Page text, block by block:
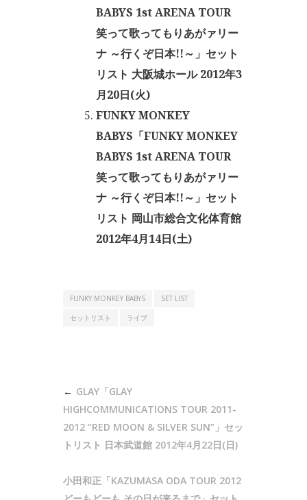
BABYS 1st ARENA TOUR
笑って歌ってもりあがァリー
ナ ～行くぞ日本!!～」セット
リスト 大阪城ホール 2012年3
月20日(火)
FUNKY MONKEY
BABYS「FUNKY MONKEY
BABYS 1st ARENA TOUR
笑って歌ってもりあがァリー
ナ ～行くぞ日本!!～」セット
リスト 岡山市総合文化体育館
2012年4月14日(土)
FUNKY MONKEY BABYS
SET LIST
セットリスト
ライブ
GLAY「GLAY
HIGHCOMMUNICATIONS TOUR 2011-
2012 “RED MOON & SILVER SUN”」セッ
トリスト 日本武道館 2012年4月22日(日)
小田和正「KAZUMASA ODA TOUR 2012